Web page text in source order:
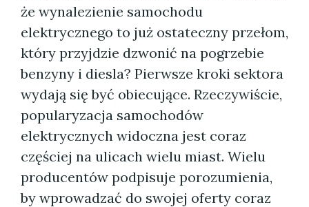
że wynalezienie samochodu
elektrycznego to już ostateczny przełom,
który przyjdzie dzwonić na pogrzebie
benzyny i diesla? Pierwsze kroki sektora
wydają się być obiecujące. Rzeczywiście,
popularyzacja samochodów
elektrycznych widoczna jest coraz
częściej na ulicach wielu miast. Wielu
producentów podpisuje porozumienia,
by wprowadzać do swojej oferty coraz